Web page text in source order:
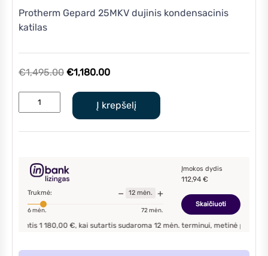
Protherm Gepard 25MKV dujinis kondensacinis
katilas
€1,495.00 Original
was:
€1,495.00.
€1,180.00Current
is:
€1,180.00.
produkto
kiekis:
dujinis
kondensacinis
katilas
Į krepšelį
Trukmė: − 12 mėn. +
6mėn. 72mėn.
Įmokos dydis
112,94 €
Skaičiuoti
1 180,00€, kai sutartis sudaroma12mėn. terminui, metinė palūkanų